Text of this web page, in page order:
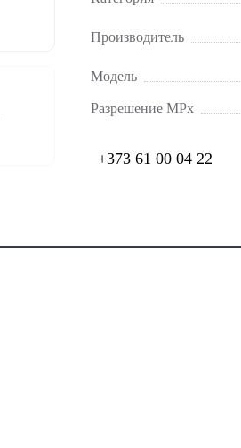
Производитель
Модель
Разрешение MPx
+373 61 00 04 22